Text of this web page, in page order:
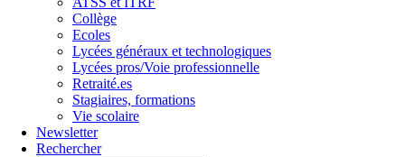
Collège
Ecoles
Lycées généraux et technologiques
Lycées pros/Voie professionnelle
Retraité.es
Stagiaires, formations
Vie scolaire
Newsletter
Rechercher